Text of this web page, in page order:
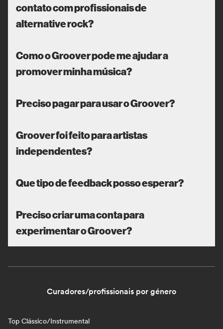
contato com profissionais de
alternative rock?
Como o Groover pode me ajudar a
promover minha música?
Preciso pagar para usar o Groover?
Groover foi feito para artistas
independentes?
Que tipo de feedback posso esperar?
Preciso criar uma conta para
experimentar o Groover?
Curadores/profissionais por género
Top Clássico/Instrumental